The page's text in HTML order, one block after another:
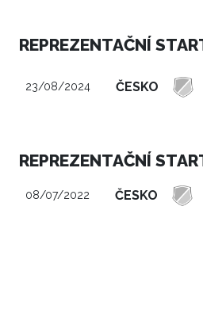
REPREZENTAČNÍ
23/08/2024 ČESKO
REPREZENTAČNÍ
08/07/2022 ČESKO